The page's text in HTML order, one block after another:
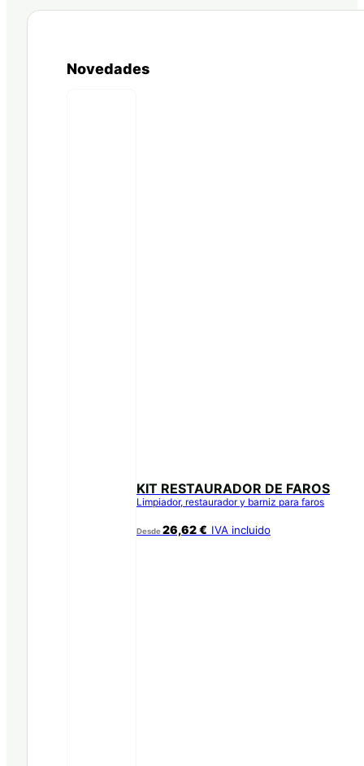
Novedades
KIT RESTAURADOR DE FAROS
Limpiador, restaurador y barniz para faros
Desde26,62€ IVA incluido